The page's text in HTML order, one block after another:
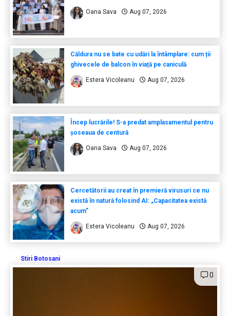
Oana Sava Aug 07, 2026
Căldura nu se bate cu udări la întâmplare: cum ții
ghivecele de balcon în viață pe caniculă
Estera Vicoleanu Aug 07, 2026
Încep lucrările! S-a predat amplasamentul pentru
șoseaua de centură
Oana Sava Aug 07, 2026
Cercetătorii au creat în premieră virusuri ce nu
există în natură folosind AI: „Capacitatea există
acum”
Estera Vicoleanu Aug 07, 2026
Stiri Botosani
0